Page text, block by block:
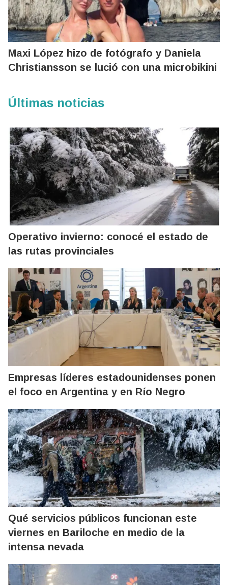
Maxi López hizo de fotógrafo y Daniela
Christiansson se lució con una microbikini
Últimas noticias
Operativo invierno: conocé el estado de
las rutas provinciales
Empresas líderes estadounidenses ponen
el foco en Argentina y en Río Negro
Qué servicios públicos funcionan este
viernes en Bariloche en medio de la
intensa nevada